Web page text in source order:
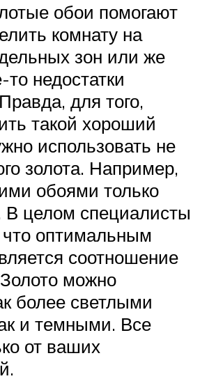
обои помогают
комнату на
зон или же
то недостатки
для того,
такой хороший
использовать не
золота. Например,
обоями только
В целом специалисты
оптимальным
соотношение
можно
более светлыми
и темными. Все
от ваших